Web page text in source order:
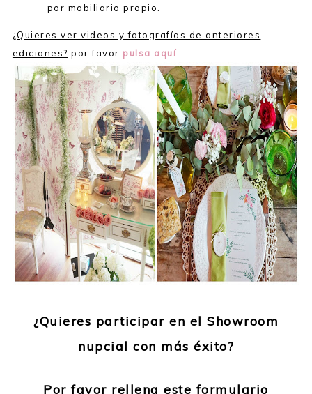
por mobiliario propio.
¿Quieres ver videos y fotografías de anteriores
ediciones? por favor pulsa aquí
¿Quieres participar en el Showroom
nupcial con más éxito?
Por favor rellena este formulario